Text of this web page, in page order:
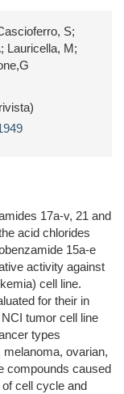
S;
Lauricella, M;
17a-v, 21 and
acid chlorides
15a-e
activity against
cell line.
for their in
tumor cell line
types
ovarian,
compounds caused
cell cycle and